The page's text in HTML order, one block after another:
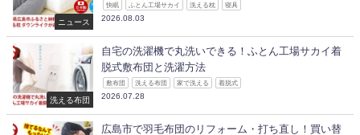
ニュース
快眠 ふとん工場サカイ 洗える枕 寝具
2026.08.03
洗える布団
自宅の洗濯機で丸洗いできる！ふとん工場サカイ着
脱式敷布団と洗濯方法
敷布団 洗える布団 家で洗える 着脱式
2026.07.28
広島市で羽毛布団のリフォーム・打ち直し！買い替